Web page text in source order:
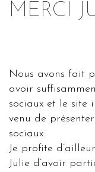
MERCI
Nous avons fait
avoir
sociaux et le site
venu de
sociaux.
Je profite
Julie d’avoir